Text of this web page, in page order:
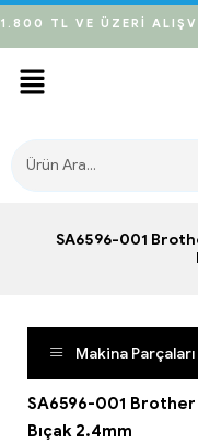
1.800 TL VE ÜZERİ
SA6596-001
Makina Parçaları
SA6596-001
Bıçak 2.4mm